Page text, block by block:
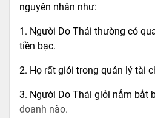
nguyên nhân như:
1. Người Do Thái thường có
tiền bạc.
2. Họ rất giỏi trong quản lý tài
3. Người Do Thái giỏi nắm bắt
doanh nào.